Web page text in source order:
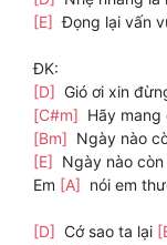
[E] Đọng lại vấn
ĐK:
[D] Gió ơi xin
[C#m] Hãy mang
[Bm] Ngày nào
[E] Ngày nào
Em [A] nói em
[D] Cớ sao ta lại